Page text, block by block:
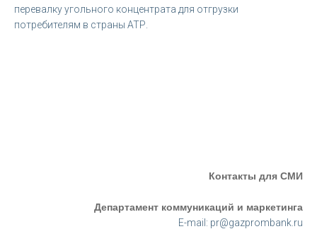
перевалку угольного концентрата для отгрузки
потребителям в страны АТР.
Контакты для СМИ
Департамент коммуникаций и маркетинга
E-mail: pr@gazprombank.ru